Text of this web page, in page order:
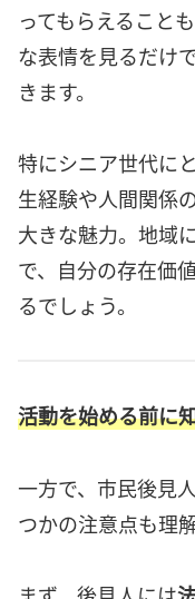
ってもらえること
な表情を見るだけ
きます。
特にシニア世代に
生経験や人間関係
大きな魅力。地域
で、自分の存在価
るでしょう。
活動を始める前に
一方で、市民後見
つかの注意点も理